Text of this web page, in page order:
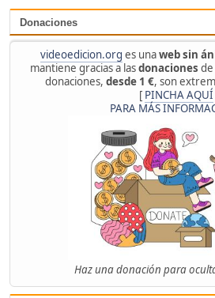
Donaciones
videoedicion.org es unaweb sin
mantiene gracias a lasdonaciones de
donaciones, desde 1 €, son
[ PINCHA AQUÍ
PARA MÁS
Haz una donación para